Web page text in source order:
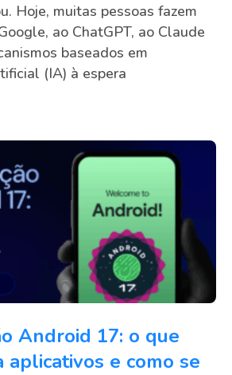
Hoje, muitas pessoas fazem
ao ChatGPT, ao Claude
baseados em
(IA) à espera
Android 17: o que
aplicativos e como se